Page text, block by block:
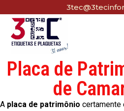
Placa de
de
A placa de patrimônio certamente